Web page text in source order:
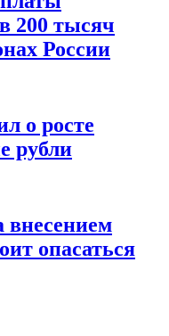
200 тысяч
России
о росте
рубли
внесением
опасаться